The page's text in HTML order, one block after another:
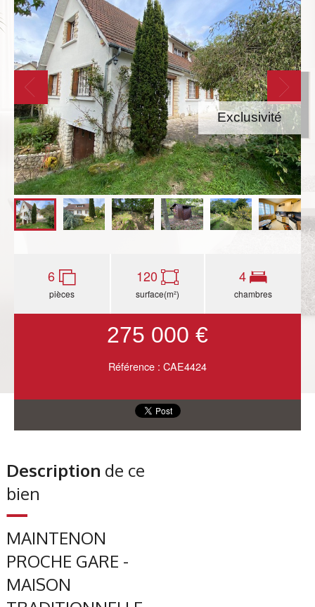
Exclusivité
6
pièces
120
surface(m²)
4
chambres
275 000 €
Référence : CAE4424
Description de ce
bien
MAINTENON
PROCHE GARE -
MAISON